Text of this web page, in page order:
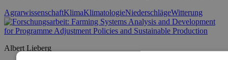
AgrarwissenschaftKlimaKlimatologieNiederschlägeWitterung
Albert Lieberg